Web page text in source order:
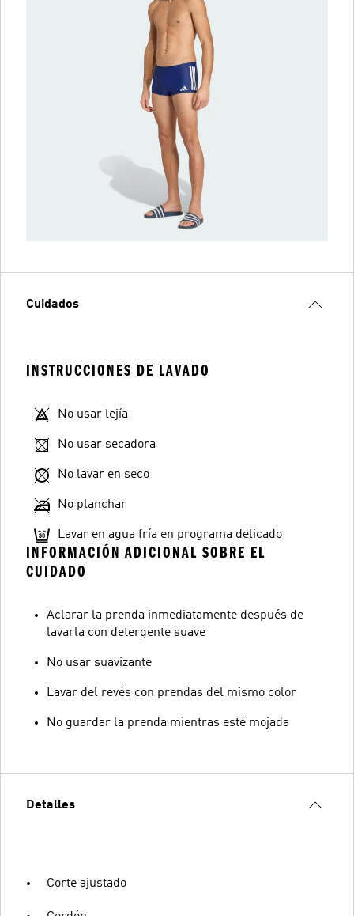
Cuidados
INSTRUCCIONES DE LAVADO
No usar lejía
No usar secadora
No lavar en seco
No planchar
Lavar en agua fría en programa delicado
INFORMACIÓN ADICIONAL SOBRE EL
CUIDADO
Aclarar la prenda inmediatamente después de
lavarla con detergente suave
No usar suavizante
Lavar del revés con prendas del mismo color
No guardar la prenda mientras esté mojada
Detalles
Corte ajustado